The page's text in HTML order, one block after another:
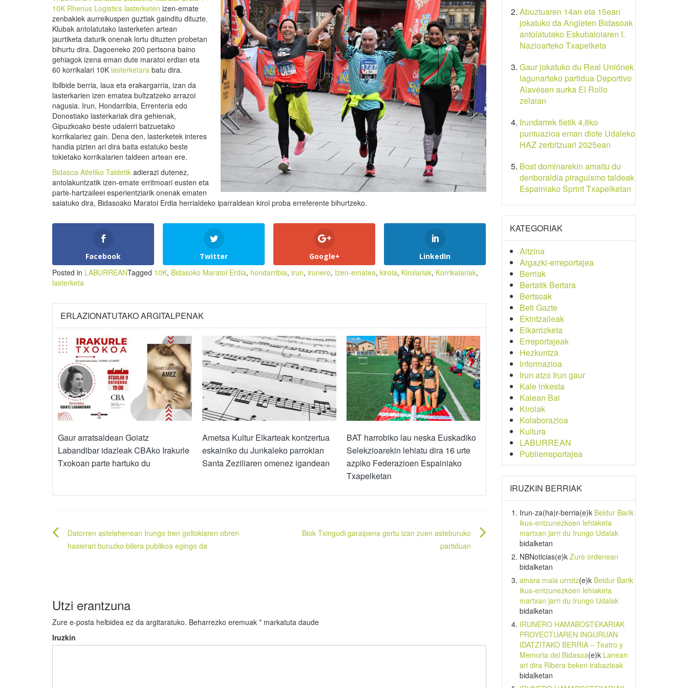
10K Rhenus Logistics lasterketen izen-emate
zenbakiek aurreikuspen guztiak gainditu dituzte.
Klubak antolatutako lasterketen artean
jaurtiketa daturik onenak lortu dituzten probetan
bihurtu dira. Dagoeneko 200 pertsona baino
gehiagok izena eman dute maratoi erdian eta
60 korrikalari 10K lasterketara batu dira.
Ibilbide berria, laua eta erakargarria, izan da
lasterkarien izen ematea bultzatzeko arrazoi
nagusia. Irun, Hondarribia, Errenteria edo
Donostiako lasterkariak dira gehienak,
Gipuzkoako beste udalerri batzuetako
korrikalariez gain. Dena den, lasterketek interes
handia pizten ari dira baita estatuko beste
tokietako korrikalarien taldeen artean ere.
Bidasoa Atletiko Taldetik adierazi dutenez,
antolakuntzatik izen-emate erritmoari eusten eta
parte-hartzaileei esperientziarik onenak ematen
saiatuko dira, Bidasoako Maratoi Erdia herrialdeko iparraldean kirol proba erreferente bihurtzeko.
Facebook Twitter Google+ LinkedIn
Posted in LABURREANTagged 10K, Bidasoko Maratoi Erdia, hondarribia, irun, irunero, Izen-ematea, kirola, Kirolariak, Korrikalariak,
lasterketa
ERLAZIONATUTAKO ARGITALPENAK
Gaur arratsaldean Goiatz
Labandibar idazleak CBAko Irakurle
Txokoan parte hartuko du
Ametsa Kultur Elkarteak kontzertua
eskainiko du Junkaleko parrokian
Santa Zeziliaren omenez igandean
BAT harrobiko lau neska Euskadiko
Selekzioarekin lehiatu dira 16 urte
azpiko Federazioen Espainiako
Txapelketan
Bidalketetan
zehar
Datorren astelehenean Irungo tren geltokiaren obren
hasierari buruzko bilera publikoa egingo da
Biok Txingudi garaipena gertu izan zuen asteburuko
partiduan
Utzi erantzuna
Zure e-posta helbidea ez da argitaratuko. Beharrezko eremuak * markatuta daude
Iruzkin
Abuztuaren 14an eta 15ean
jokatuko da Angleten Bidasoak
antolatutako Eskubaloiaren I.
Nazioarteko Txapelketa
Gaur jokatuko du Real Uniónek
lagunarteko partidua Deportivo
Alavésen aurka El Rollo
zelaian
Irundarrek 5etik 4,8ko
puntuazioa eman diote Udaleko
HAZ zerbitzuari 2025ean
Bost dominarekin amaitu du
denboraldia piraguismo taldeak
Espainiako Sprint Txapelketan
KATEGORIAK
Aitzina
Argazki-erreportajea
Berriak
Bertatik Bertara
Bertsoak
Beti Gazte
Ekintzaileak
Elkarrizketa
Erreportajeak
Hezkuntza
Informazioa
Irun atzo Irun gaur
Kale inkesta
Kalean Bai
Kirolak
Kolaborazioa
Kultura
LABURREAN
Publierreportajea
IRUZKIN BERRIAK
Irun-za(ha)r-berria(e)k Beldur Barik
ikus-entzunezkoen lehiaketa
martxan jarri du Irungo Udalak
bidalketan
NBNoticias(e)k Zure ordenean
bidalketan
ainara maia urrotz(e)k Beldur Barik
ikus-entzunezkoen lehiaketa
martxan jarri du Irungo Udalak
bidalketan
IRUNERO HAMABOSTEKARIAK
PROYECTUAREN INGURUAN
IDATZITAKO BERRIA – Teatro y
Memoria del Bidasoa(e)k Lanean
ari dira Ribera beken irabazleak
bidalketan